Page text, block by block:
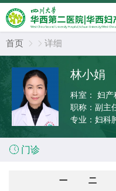
首页   详细
林小娟
科室：
职称： 副主
专业： 妇科
 门诊
一 二